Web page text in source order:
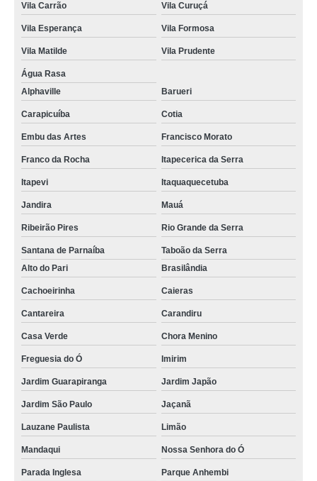
Vila Carrão Vila Curuçá
Vila Esperança Vila Formosa
Vila Matilde Vila Prudente
Água Rasa
Alphaville
Barueri
Carapicuíba Cotia
Embu das Artes Francisco Morato
Franco da Rocha Itapecerica da Serra
Itapevi Itaquaquecetuba
Jandira Mauá
Ribeirão Pires Rio Grande da Serra
Santana de Parnaíba
Taboão da Serra
Alto do Pari
Brasilândia
Cachoeirinha Caieras
Cantareira Carandiru
Casa Verde Chora Menino
Freguesia do Ó Imirim
Jardim Guarapiranga Jardim Japão
Jardim São Paulo Jaçanã
Lauzane Paulista Limão
Mandaqui Nossa Senhora do Ó
Parada Inglesa Parque Anhembi